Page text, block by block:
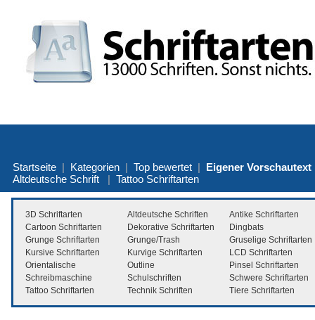
Startseite | Kategorien | Top bewertet | Eigener Vorschautext
Altdeutsche Schrift | Tattoo Schriftarten
3D Schriftarten Altdeutsche Schriften
Antike Schriftarten
Cartoon Schriftarten
Dekorative Schriftarten
Dingbats
Grunge Schriftarten
Grunge/Trash
Gruselige Schriftarten
Kursive Schriftarten
Kurvige Schriftarten
LCD Schriftarten
Orientalische
Outline
Pinsel Schriftarten
Schreibmaschine
Schulschriften
Schwere Schriftarten
Tattoo Schriftarten
Technik Schriften Tiere Schriftarten